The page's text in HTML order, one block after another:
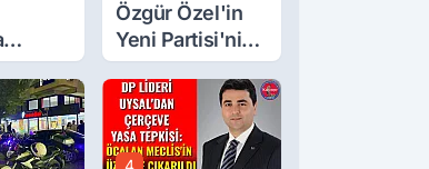
Bir
Özgür Özel'in
Yeni Partisi'nin
Afyon Başkanı
Belli Oldu
4